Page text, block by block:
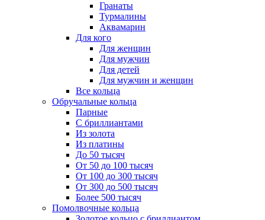
Гранаты
Турмалины
Аквамарин
Для кого
Для женщин
Для мужчин
Для детей
Для мужчин и женщин
Все кольца
Обручальные кольца
Парные
С бриллиантами
Из золота
Из платины
До 50 тысяч
От 50 до 100 тысяч
От 100 до 300 тысяч
От 300 до 500 тысяч
Более 500 тысяч
Помолвочные кольца